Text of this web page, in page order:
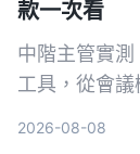
款一次看
中階主管實
工具，從會
2026-08-08